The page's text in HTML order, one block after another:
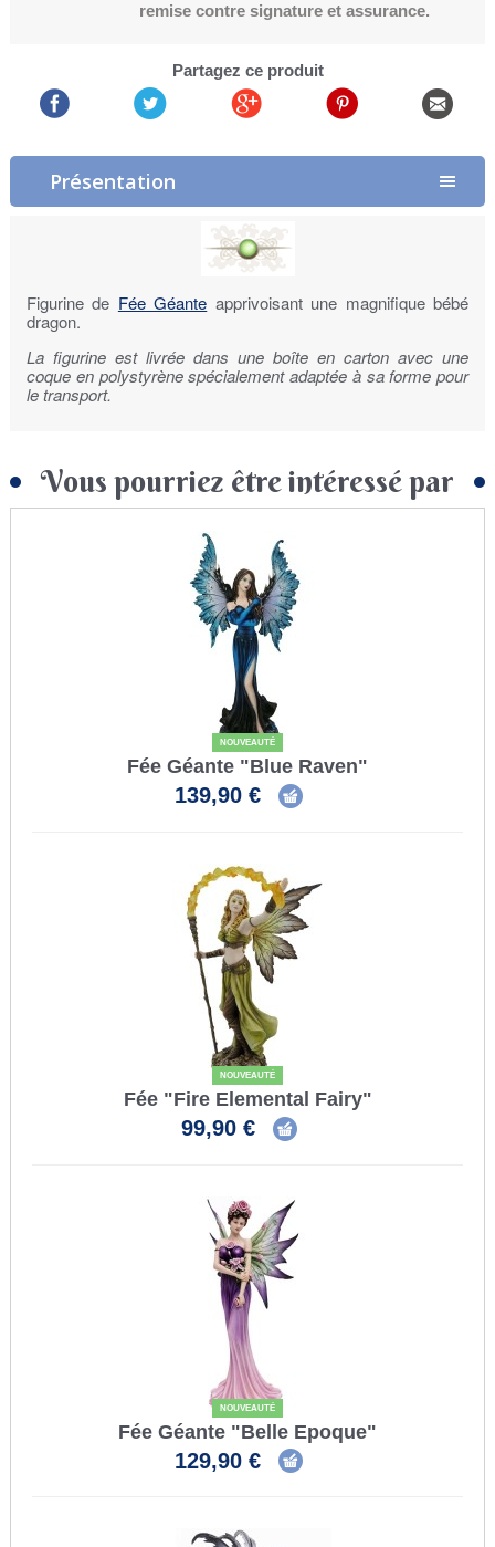
remise contre signature et assurance.
Partagez ce produit
Présentation
Figurine de Fée Géante apprivoisant une magnifique bébé
dragon.
La figurine est livrée dans une boîte en carton avec une
coque en polystyrène spécialement adaptée à sa forme pour
le transport.
Vous pourriez être intéressé par
NOUVEAUTÉ
Fée Géante "Blue Raven"
139,90 €
NOUVEAUTÉ
Fée "Fire Elemental Fairy"
99,90 €
NOUVEAUTÉ
Fée Géante "Belle Epoque"
129,90 €